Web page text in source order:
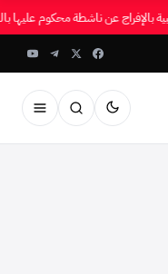
بالإفراج عن ناشطة محكوم عليها